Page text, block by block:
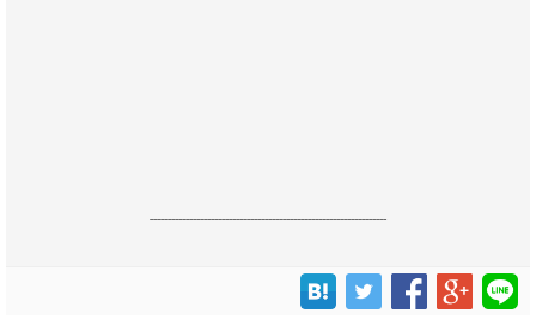
------------------------------------------------------------------